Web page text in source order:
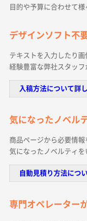
目的や予算に合わせて
デザインソフト不
テキストを入力したり
経験豊富な弊社スタッ
入稿方法について
気になったノベル
商品ページから必要情
気になったノベルティを
自動見積り方法に
専門オペレーター